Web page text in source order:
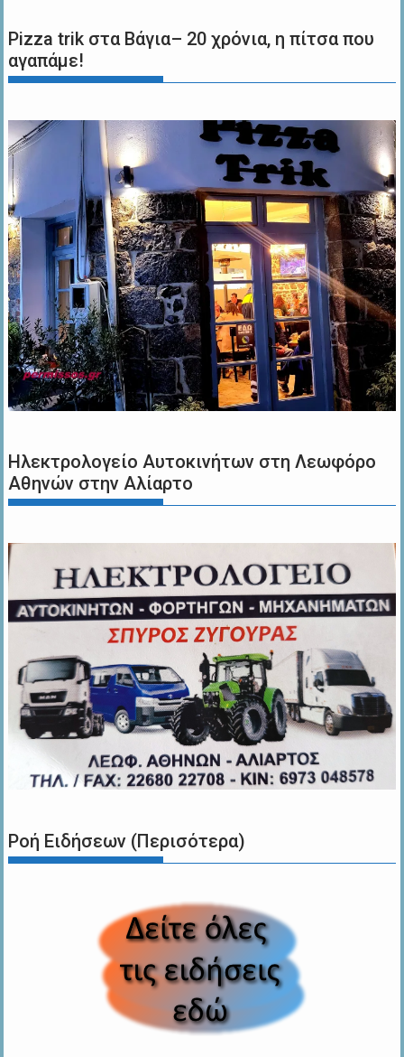
Pizza trik στα Βάγια– 20 χρόνια, η πίτσα που
αγαπάμε!
Ηλεκτρολογείο Αυτοκινήτων στη Λεωφόρο
Αθηνών στην Αλίαρτο
Ροή Ειδήσεων (Περισότερα)